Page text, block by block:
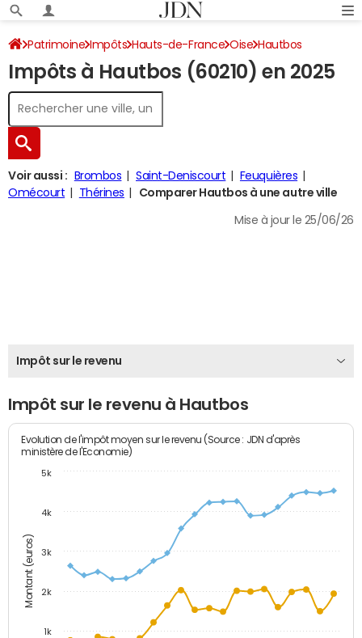
Patrimoine Impôts Hauts-de-France Oise Hautbos
Impôt sur le revenu
Impôts à Hautbos (60210) en 2025
Voir aussi : Brombos Saint-Deniscourt
Feuquières
Omécourt
Thérines Comparer Hautbos à une autre ville
Mise à jour le 25/06/26
Impôt sur le revenu
Impôt sur le revenu à Hautbos
Montant (euros)
Evolution de l'impôt moyen sur le revenu (Source : JDN d'après
ministère de l'Economie)
1k
2k
3k
4k
5k